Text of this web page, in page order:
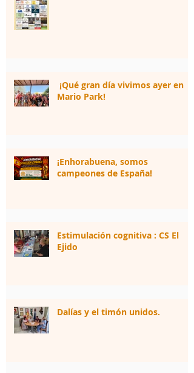
¡Qué gran día vivimos ayer en
Mario Park!
¡Enhorabuena, somos
campeones de España!
Estimulación cognitiva : CS El
Ejido
Dalías y el timón unidos.